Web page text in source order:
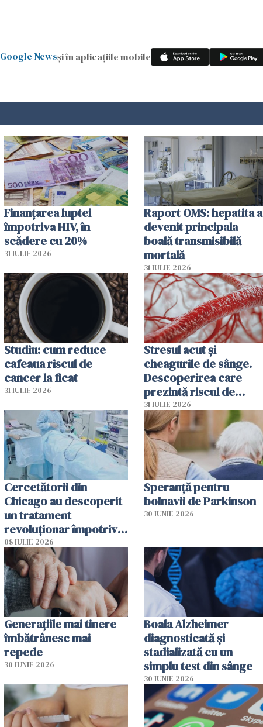
Google Newsși în aplicațiile mobile
Finanțarea luptei
împotriva HIV, în
scădere cu 20%
31 IULIE 2026
Raport OMS: hepatita a
devenit principala
boală transmisibilă
mortală
31 IULIE 2026
Studiu: cum reduce
cafeaua riscul de
cancer la ficat
31 IULIE 2026
Stresul acut și
cheagurile de sânge.
Descoperirea care
prezintă riscul de
infarct
31 IULIE 2026
Cercetătorii din
Chicago au descoperit
un tratament
revoluționar împotriva
cancerului. Sunt
folosite chiar bacteriile
tumorale
08 IULIE 2026
Speranță pentru
bolnavii de Parkinson
30 IUNIE 2026
Generațiile mai tinere
îmbătrânesc mai
repede
30 IUNIE 2026
Boala Alzheimer
diagnosticată și
stadializată cu un
simplu test din sânge
30 IUNIE 2026